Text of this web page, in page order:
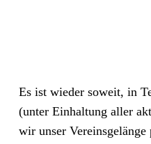
Es ist wieder soweit, in
(unter Einhaltung aller
wir unser